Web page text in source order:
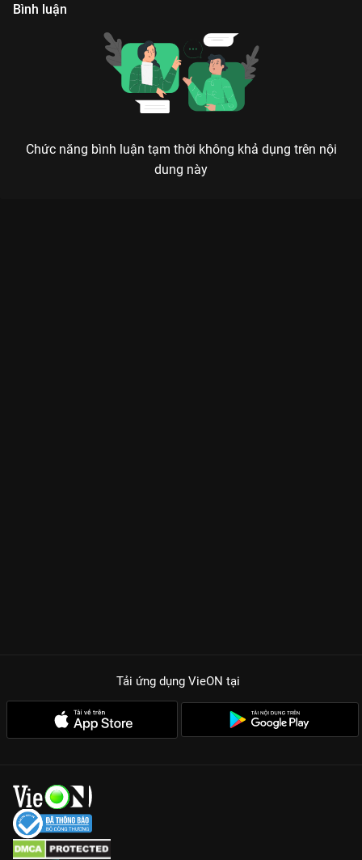
Bình luận
Chức năng bình luận tạm thời không khả dụng trên nội
dung này
Tải ứng dụng VieON tại